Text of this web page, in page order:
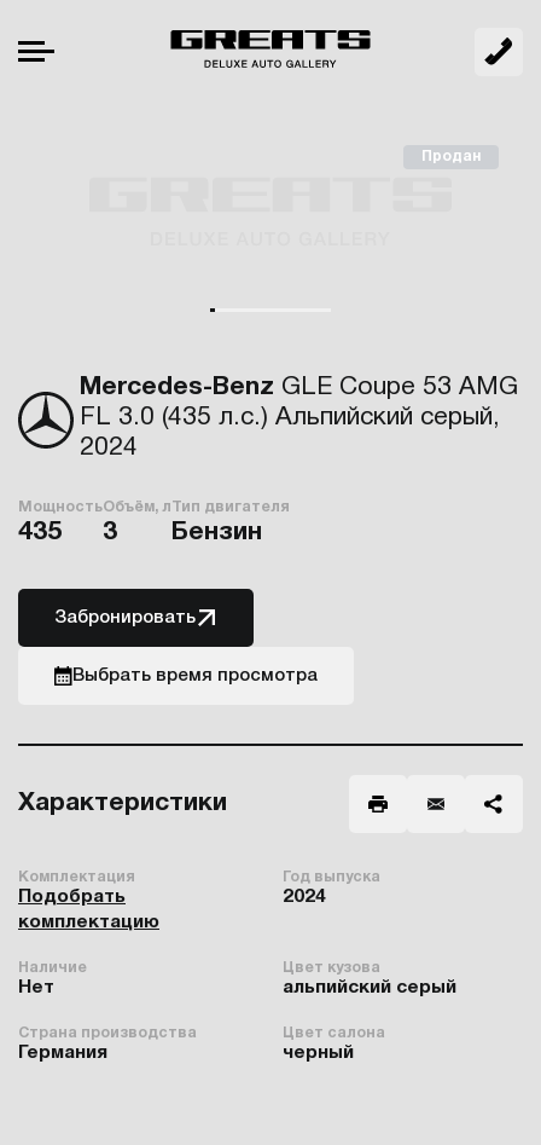
Mercedes-Benz GLE Coupe 53 AMG
FL 3.0 (435 л.с.) Альпийский серый,
2024
Продан
Мощность
435
Объём, л
3
Тип двигателя
Бензин
Забронировать
Выбрать время просмотра
Характеристики
Комплектация
Подобрать
комплектацию
Год выпуска
2024
Наличие
Нет
Цвет кузова
альпийский серый
Страна производства
Германия
Цвет салона
черный